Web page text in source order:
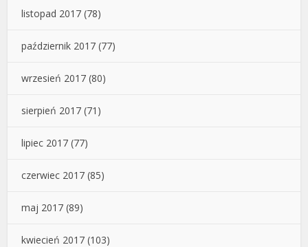
listopad 2017 (78)
październik 2017 (77)
wrzesień 2017 (80)
sierpień 2017 (71)
lipiec 2017 (77)
czerwiec 2017 (85)
maj 2017 (89)
kwiecień 2017 (103)